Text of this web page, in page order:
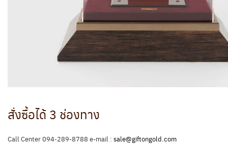
สั่งซื้อได้ 3 ช่องทาง
Call Center 094-289-8788 e-mail : sale@giftongold.com